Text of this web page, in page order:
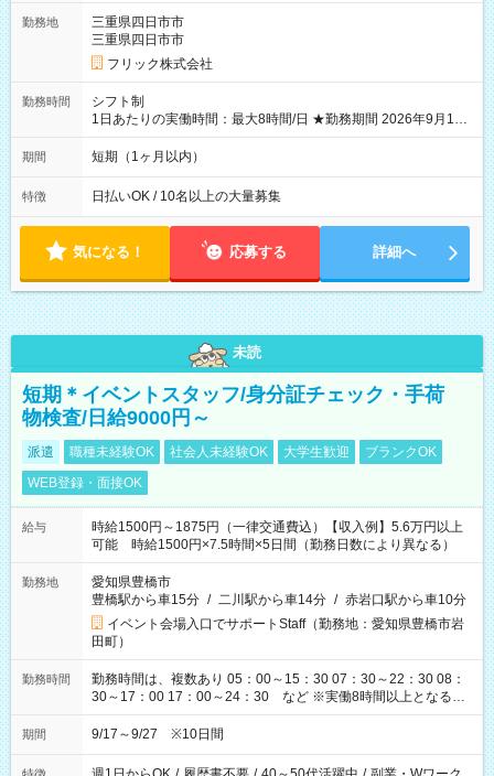
勤務地
三重県四日市市
三重県四日市市
フリック株式会社
勤務時間
シフト制
1日あたりの実働時間：最大8時間/日 ★勤務期間 2026年9月16
日~2026年10月23日 短期勤務OK! 期間中フル勤務できる方優遇
※週3~5日勤務(勤務日数応相談) ※期間前から勤務スタートも可
り ※夜勤シフトあり
期間 短期（1ヶ月以内）
特徴 日払いOK / 10名以上の大量募集
気になる！ 応募する 詳細へ
未読
短期＊イベントスタッフ/身分証チェック・手荷
物検査/日給9000円～
派遣 職種未経験OK 社会人未経験OK 大学生歓迎
ブランクOK
WEB登録・面接OK
給与
時給1500円～1875円（一律交通費込）【収入例】5.6万円以上
可能 時給1500円×7.5時間×5日間（勤務日数により異なる）
勤務地
愛知県豊橋市
豊橋駅から車15分 / 二川駅から車14分 / 赤岩口駅から車10分
イベント会場入口でサポートStaff（勤務地：愛知県豊橋市岩
田町）
勤務時間
勤務時間は、複数あり 05：00～15：30 07：30～22：30 08：
30～17：00 17：00～24：30 など ※実働8時間以上となる勤
務もあります。 【休憩】60分+他休憩あり 交替で取得します。
安全面に配慮しこまめな休憩があります。
期間 9/17～9/27 ※10日間